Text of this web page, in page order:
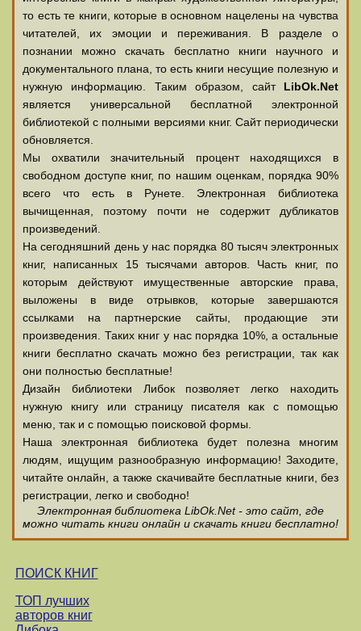
то есть те книги, которые в основном нацелены на чувства
читателей, их эмоции и переживания. В разделе о
познании можно скачать бесплатно книги научного и
документального плана, то есть книги несущие полезную и
нужную информацию. Таким образом, сайт LibOk.Net
является универсальной бесплатной электронной
библиотекой с полными версиями книг. Сайт периодически
обновляется.
Мы охватили значительный процент находящихся в
свободном доступе книг, по нашим оценкам, порядка 90%
всего что есть в Рунете. Электронная библиотека
вычищенная, поэтому почти не содержит дубликатов
произведений.
На сегодняшний день у нас порядка 80 тысяч электронных
книг, написанных 15 тысячами авторов. Часть книг, по
которым действуют имущественные авторские права,
выложены в виде отрывков, которые завершаются
ссылками на партнерские сайты, продающие эти
произведения. Таких книг у нас порядка 10%, а остальные
книги бесплатно скачать можно без регистрации, так как
они полностью бесплатные!
Дизайн библиотеки Либок позволяет легко находить
нужную книгу или страницу писателя как с помощью
меню, так и с помощью поисковой формы.
Наша электронная библиотека будет полезна многим
людям, ищущим разнообразную информацию! Заходите,
читайте онлайн, а также скачивайте бесплатные книги, без
регистрации, легко и свободно!
Электронная библиотека LibOk.Net - это сайт, где
можно читать книги онлайн и скачать книги бесплатно!
ПОИСК КНИГ
ТОП лучших
авторов книг